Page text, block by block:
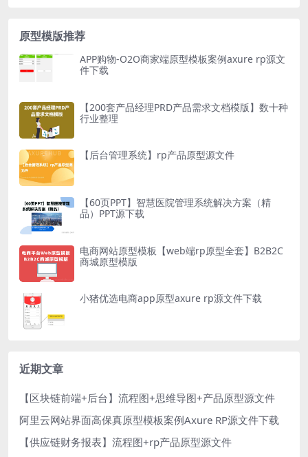
原型模版推荐
APP购物-O2O商家端原型模板案例axure rp源文
件下载
【200套产品经理PRD产品需求文档模版】数十种
行业整理
【后台管理系统】rp产品原型源文件
【60页PPT】智慧医院管理系统解决方案（精
品）PPT源下载
电商网站原型模板【web端rp原型全套】B2B2C
商城原型模版
小猪优选电商app原型axure rp源文件下载
近期文章
【区块链前端+后台】流程图+思维导图+产品原型源文件
阿里云网站界面高保真原型模板案例Axure RP源文件下载
【供应链财务报表】流程图+rp产品原型源文件